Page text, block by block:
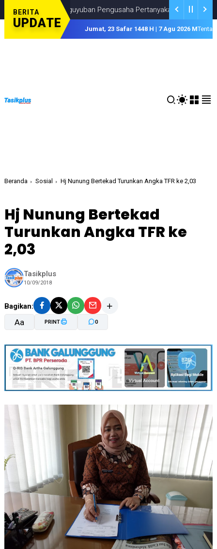
BERITA
UPDATE
Paguyuban Pengusaha Pertanyakan Rencana Pemkab
Jumat, 23 Safar 1448 H | 7 Agu 2026 M
Beranda Sosial Hj Nunung Bertekad Turunkan Angka TFR ke 2,03
Hj Nunung Bertekad
Turunkan Angka TFR ke
2,03
Tasikplus
10/09/2018
Bagikan:
Aa
A-
PRINT 0